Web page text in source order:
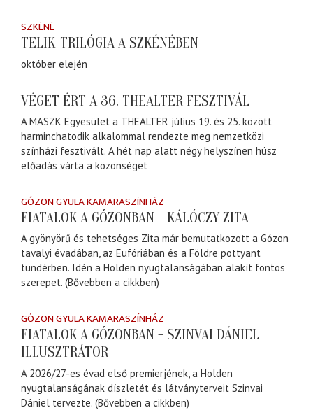
SZKÉNÉ
TELIK-TRILÓGIA A SZKÉNÉBEN
október elején
VÉGET ÉRT A 36. THEALTER FESZTIVÁL
A MASZK Egyesület a THEALTER július 19. és 25. között
harminchatodik alkalommal rendezte meg nemzetközi
színházi fesztivált. A hét nap alatt négy helyszínen húsz
előadás várta a közönséget
GÓZON GYULA KAMARASZÍNHÁZ
FIATALOK A GÓZONBAN - KÁLÓCZY ZITA
A gyönyörű és tehetséges Zita már bemutatkozott a Gózon
tavalyi évadában, az Eufóriában és a Földre pottyant
tündérben. Idén a Holden nyugtalanságában alakít fontos
szerepet. (Bővebben a cikkben)
GÓZON GYULA KAMARASZÍNHÁZ
FIATALOK A GÓZONBAN - SZINVAI DÁNIEL
ILLUSZTRÁTOR
A 2026/27-es évad első premierjének, a Holden
nyugtalanságának díszletét és látványterveit Szinvai
Dániel tervezte. (Bővebben a cikkben)